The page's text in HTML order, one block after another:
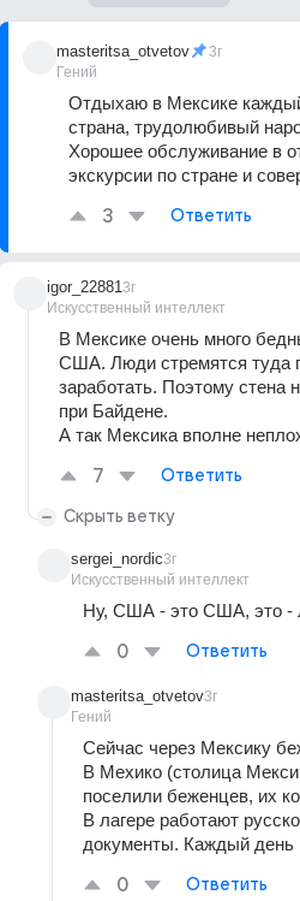
masteritsa_otvetov
Гений
3г
Отдыхаю в Мексике
страна, трудолюбивый
Хорошее обслуживание в
экскурсии по стране и
3 Ответить
igor_22881
Искусственный интеллект
3г
В Мексике очень много
США. Люди стремятся туда
заработать. Поэтому стена
при Байдене.
А так Мексика вполне
7 Ответить
Скрыть ветку
sergei_nordic
Искусственный интеллект
3г
Ну, США - это США, это -
0 Ответить
masteritsa_otvetov
Гений
3г
Сейчас через Мексику
В Мехико (столица
поселили беженцев, их
В лагере работают
документы. Каждый день
0 Ответить